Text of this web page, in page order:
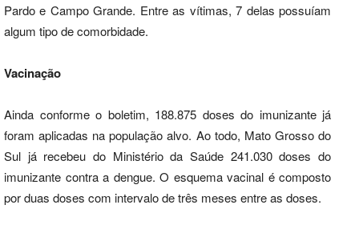
Pardo e Campo Grande. Entre as vítimas, 7 delas possuíam
algum tipo de comorbidade.
Vacinação
Ainda conforme o boletim, 188.875 doses do imunizante já
foram aplicadas na população alvo. Ao todo, Mato Grosso do
Sul já recebeu do Ministério da Saúde 241.030 doses do
imunizante contra a dengue. O esquema vacinal é composto
por duas doses com intervalo de três meses entre as doses.